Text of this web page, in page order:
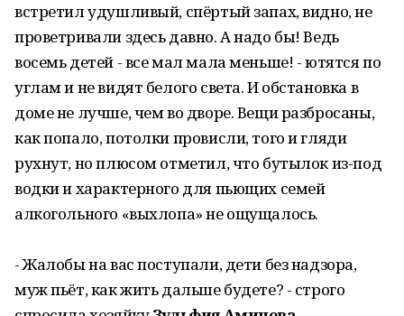
встретил удушливый, спёртый запах, видно, не
проветривали здесь давно. А надо бы! Ведь
восемь детей - все мал мала меньше! - ютятся по
углам и не видят белого света. И обстановка в
доме не лучше, чем во дворе. Вещи разбросаны,
как попало, потолки провисли, того и гляди
рухнут, но плюсом отметил, что бутылок из-под
водки и характерного для пьющих семей
алкогольного «выхлопа» не ощущалось.
- Жалобы на вас поступали, дети без надзора,
муж пьёт, как жить дальше будете? - строго